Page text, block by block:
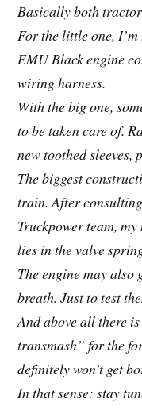
Basically both
For the little one,
EMU Black engine
wiring harness.
With the big one,
to be taken care of.
new toothed sleeves,
The biggest
train. After
Truckpower team,
lies in the valve
The engine may also
breath. Just to test
And above all there
transmash” for the
definitely won’t get
In that sense: stay